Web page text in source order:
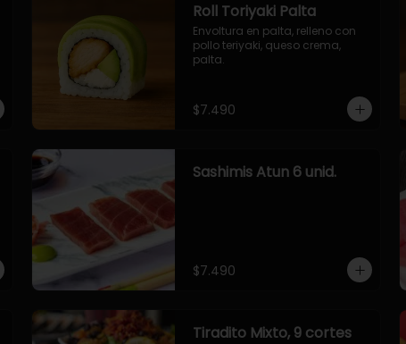
Roll Toriyaki Palta
Envoltura en palta, relleno con
pollo teriyaki, queso crema,
palta.
$7.490
Sashimis Atun 6 unid.
$7.490
Tiradito Mixto, 9 cortes